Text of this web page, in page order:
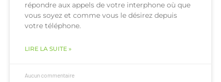
répondre aux appels de votre interphone où que
vous soyez et comme vous le désirez depuis
votre téléphone.
LIRE LA SUITE »
Aucun commentaire